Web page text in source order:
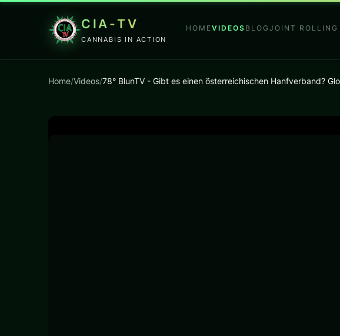
CIA-TV
CANNABIS IN ACTION
HOMEVIDEOS BLOGJOINT ROLLING
Home/Videos/78° BlunTV - Gibt es einen österreichischen Hanfverband?